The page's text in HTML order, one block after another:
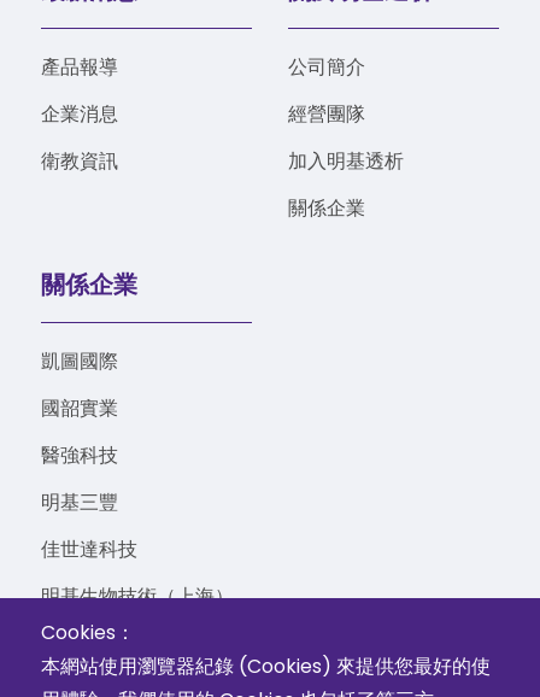
產品報導
企業消息
衛教資訊
公司簡介
經營團隊
加入明基透析
關係企業
關係企業
凱圖國際
國韶實業
醫強科技
明基三豐
佳世達科技
明基生物技術（上海）
Cookies：
本網站使用瀏覽器紀錄 (Cookies) 來提供您最好的使